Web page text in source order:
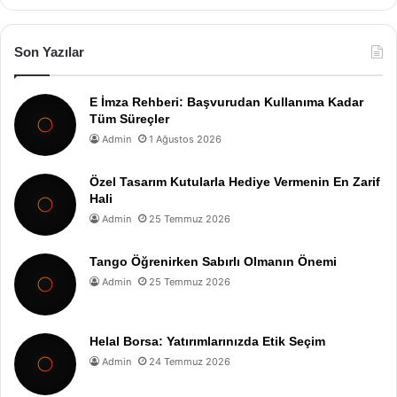
Son Yazılar
E İmza Rehberi: Başvurudan Kullanıma Kadar
Tüm Süreçler
Admin 1 Ağustos 2026
Özel Tasarım Kutularla Hediye Vermenin En Zarif
Hali
Admin 25 Temmuz 2026
Tango Öğrenirken Sabırlı Olmanın Önemi
Admin 25 Temmuz 2026
Helal Borsa: Yatırımlarınızda Etik Seçim
Admin 24 Temmuz 2026